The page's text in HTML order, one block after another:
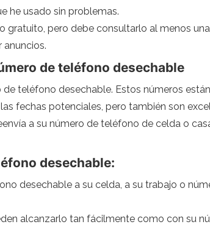
he usado sin problemas.
gratuito, pero debe consultarlo al menos
anuncios.
de teléfono desechable
de teléfono desechable. Estos números
fechas potenciales, pero también son
a su número de teléfono de celda o
desechable:
desechable a su celda, a su trabajo o
alcanzarlo tan fácilmente como con su